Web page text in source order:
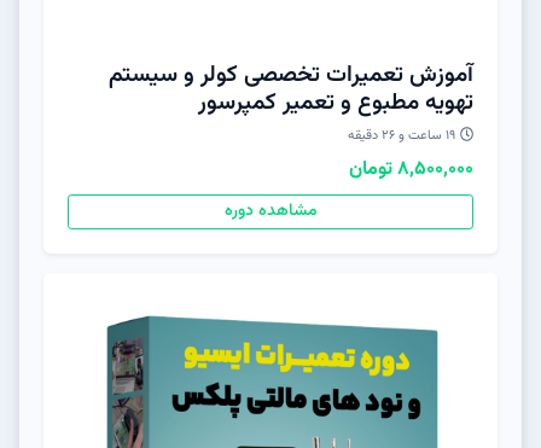
آموزش تعمیرات تخصصی کولر و سیستم
تهویه مطبوع و تعمیر کمپرسور
19 ساعت و 26 دقیقه
8,500,000 تومان
مشاهده دوره